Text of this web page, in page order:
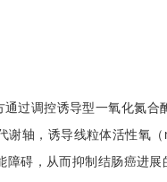
通过调控诱导型一氧化氮合
谢轴，诱导线粒体活性氧
碍，从而抑制结肠癌进展